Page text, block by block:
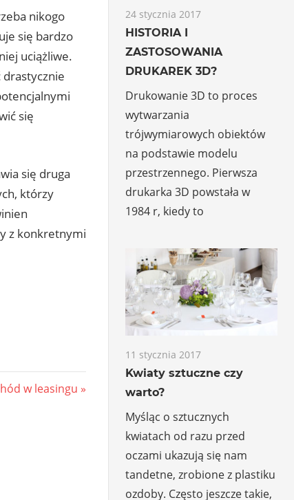
nikogo
się bardzo
uciążliwe.
drastycznie
się
się druga
którzy
z konkretnymi
w leasingu
24 stycznia 2017
HISTORIA I
ZASTOSOWANIA
DRUKAREK 3D?
Drukowanie 3D to proces
wytwarzania
trójwymiarowych obiektów
na podstawie modelu
przestrzennego. Pierwsza
drukarka 3D powstała w
1984 r, kiedy to
11 stycznia 2017
Kwiaty sztuczne czy
warto?
Myśląc o sztucznych
kwiatach od razu przed
oczami ukazują się nam
tandetne, zrobione z plastiku
ozdoby. Często jeszcze takie,